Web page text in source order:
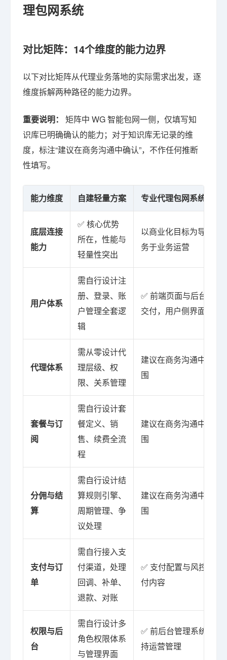
理包网系统
对比矩阵：14个维度的能力边界
以下对比矩阵从代理业务落地的实际需求出发，逐
维度拆解两种路径的能力边界。
重要说明：
矩阵中 WG 智能包网一侧，仅填写知
识库已明确确认的能力；对于知识库无记录的维
度，标注“建议在商务沟通中确认”，不作任何推断
性填写。
能力维度 自建轻量方案 专业代理包网系统（
底层连接
能力
✅ 核心优势
所在，性能与
轻量性突出
以商业化目标为导向，
务于业务运营
用户体系
需自行设计注
册、登录、账
户管理全套逻
辑
✅ 前端页面与后台管理
交付，用户侧界面包含
代理体系
需从零设计代
理层级、权
限、关系管理
建议在商务沟通中确认
围
套餐与订
阅
需自行设计套
餐定义、销
售、续费全流
程
建议在商务沟通中确认
围
分佣与结
算
需自行设计结
算规则引擎、
周期管理、争
议处理
建议在商务沟通中确认
围
支付与订
单
需自行接入支
付渠道，处理
回调、补单、
退款、对账
✅ 支付配置与风控接入
付内容
权限与后
台
需自行设计多
角色权限体系
与管理界面
✅ 前后台管理系统已确
持运营管理